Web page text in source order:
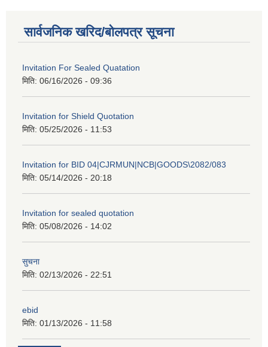
सार्वजनिक खरिद/बोलपत्र सूचना
Invitation For Sealed Quatation
मिति: 06/16/2026 - 09:36
Invitation for Shield Quotation
मिति: 05/25/2026 - 11:53
Invitation for BID 04|CJRMUN|NCB|GOODS\2082/083
मिति: 05/14/2026 - 20:18
Invitation for sealed quotation
मिति: 05/08/2026 - 14:02
सुचना
मिति: 02/13/2026 - 22:51
ebid
मिति: 01/13/2026 - 11:58